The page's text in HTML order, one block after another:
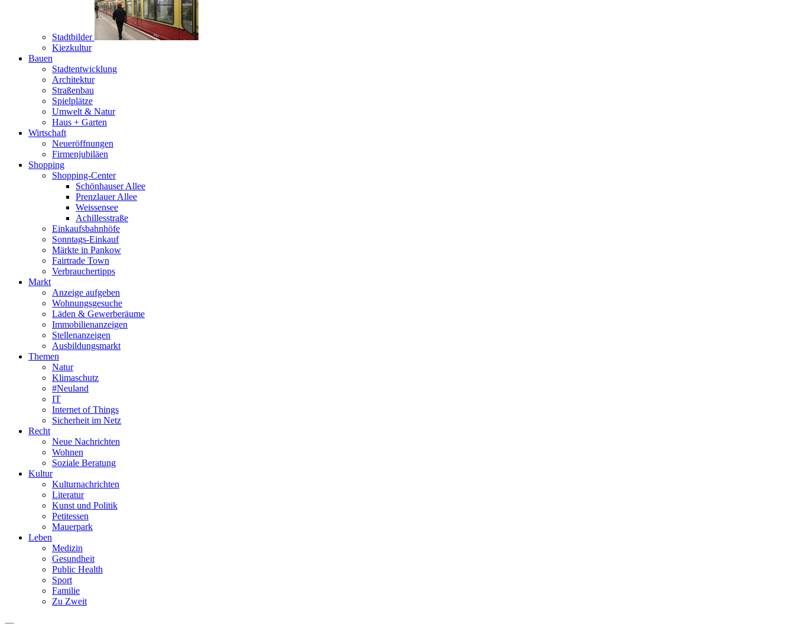
Stadtbilder
Kiezkultur
Bauen
Stadtentwicklung
Architektur
Straßenbau
Spielplätze
Umwelt & Natur
Haus + Garten
Wirtschaft
Neueröffnungen
Firmenjubiläen
Shopping
Shopping-Center
Schönhauser Allee
Prenzlauer Allee
Weissensee
Achillesstraße
Einkaufsbahnhöfe
Sonntags-Einkauf
Märkte in Pankow
Fairtrade Town
Verbrauchertipps
Markt
Anzeige aufgeben
Wohnungsgesuche
Läden & Gewerberäume
Immobilienanzeigen
Stellenanzeigen
Ausbildungsmarkt
Themen
Natur
Klimaschutz
#Neuland
IT
Internet of Things
Sicherheit im Netz
Recht
Neue Nachrichten
Wohnen
Soziale Beratung
Kultur
Kulturnachrichten
Literatur
Kunst und Politik
Petitessen
Mauerpark
Leben
Medizin
Gesundheit
Public Health
Sport
Familie
Zu Zweit